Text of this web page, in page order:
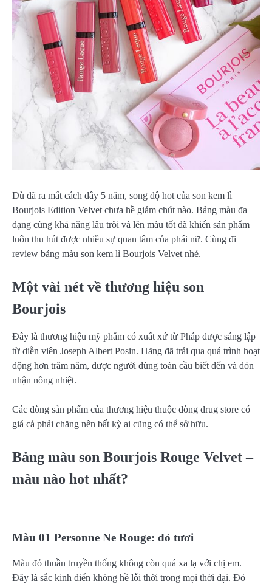
Dù đã ra mắt cách đây 5 năm, song độ hot của son kem lì
Bourjois Edition Velvet chưa hề giảm chút nào. Bảng màu đa
dạng cùng khả năng lâu trôi và lên màu tốt đã khiến sản phẩm
luôn thu hút được nhiều sự quan tâm của phái nữ. Cùng đi
review bảng màu son kem lì Bourjois Velvet nhé.
Một vài nét về thương hiệu son
Bourjois
Đây là thương hiệu mỹ phẩm có xuất xứ từ Pháp được sáng lập
từ diễn viên Joseph Albert Posin. Hãng đã trải qua quá trình hoạt
động hơn trăm năm, được người dùng toàn cầu biết đến và đón
nhận nồng nhiệt.
Các dòng sản phẩm của thương hiệu thuộc dòng drug store có
giá cả phải chăng nên bất kỳ ai cũng có thể sở hữu.
Bảng màu son Bourjois Rouge Velvet –
màu nào hot nhất?
Màu 01 Personne Ne Rouge: đỏ tươi
Màu đỏ thuần truyền thống không còn quá xa lạ với chị em.
Đây là sắc kinh điển không hề lỗi thời trong mọi thời đại. Đỏ